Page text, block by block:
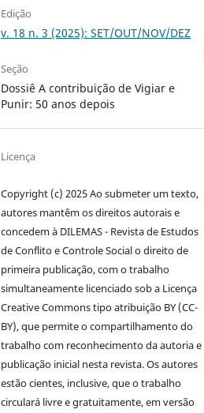
Edição
v. 18 n. 3 (2025): SET/OUT/NOV/DEZ
Seção
Dossiê A contribuição de Vigiar e
Punir: 50 anos depois
Licença
Copyright (c) 2025 Ao submeter um texto,
autores mantêm os direitos autorais e
concedem à DILEMAS - Revista de Estudos
de Conflito e Controle Social o direito de
primeira publicação, com o trabalho
simultaneamente licenciado sob a Licença
Creative Commons tipo atribuição BY (CC-
BY), que permite o compartilhamento do
trabalho com reconhecimento da autoria e
publicação inicial nesta revista. Os autores
estão cientes, inclusive, que o trabalho
circulará livre e gratuitamente, em versão